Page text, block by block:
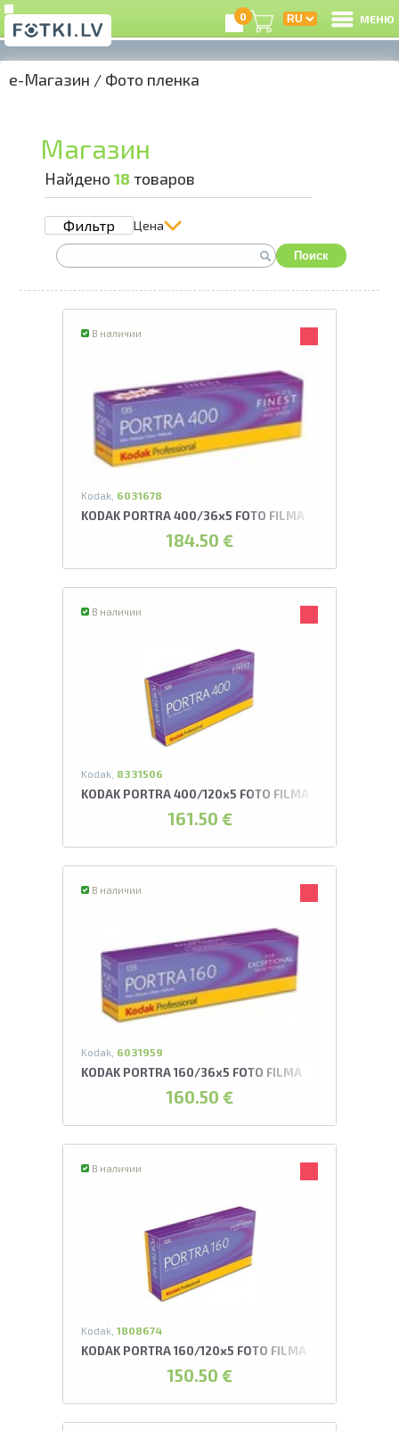
0 МЕНЮ
e-Магазин / Фото пленка
Магазин
Найдено 18 товаров
Фильтр Цена
Поиск
В наличии
Kodak, 6031678
KODAK PORTRA 400/36x5 FOTO FILMA
184.50 €
В наличии
Kodak, 8331506
KODAK PORTRA 400/120x5 FOTO FILMA
161.50 €
В наличии
Kodak, 6031959
KODAK PORTRA 160/36x5 FOTO FILMA
160.50 €
В наличии
Kodak, 1808674
KODAK PORTRA 160/120x5 FOTO FILMA
150.50 €